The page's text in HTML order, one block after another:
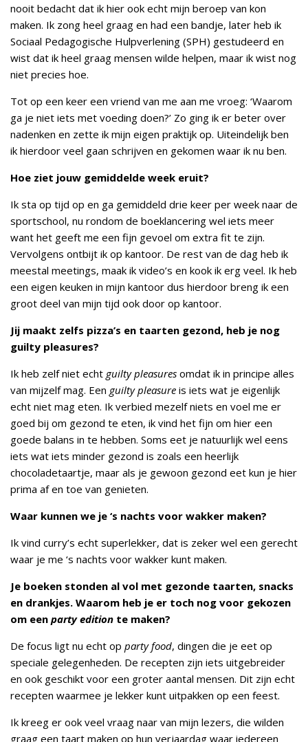
nooit bedacht dat ik hier ook echt mijn beroep van kon
maken. Ik zong heel graag en had een bandje, later heb ik
Sociaal Pedagogische Hulpverlening (SPH) gestudeerd en
wist dat ik heel graag mensen wilde helpen, maar ik wist nog
niet precies hoe.
Tot op een keer een vriend van me aan me vroeg: ‘Waarom
ga je niet iets met voeding doen?’ Zo ging ik er beter over
nadenken en zette ik mijn eigen praktijk op. Uiteindelijk ben
ik hierdoor veel gaan schrijven en gekomen waar ik nu ben.
Hoe ziet jouw gemiddelde week eruit?
Ik sta op tijd op en ga gemiddeld drie keer per week naar de
sportschool, nu rondom de boeklancering wel iets meer
want het geeft me een fijn gevoel om extra fit te zijn.
Vervolgens ontbijt ik op kantoor. De rest van de dag heb ik
meestal meetings, maak ik video’s en kook ik erg veel. Ik heb
een eigen keuken in mijn kantoor dus hierdoor breng ik een
groot deel van mijn tijd ook door op kantoor.
Jij maakt zelfs pizza’s en taarten gezond, heb je nog
guilty pleasures?
Ik heb zelf niet echt guilty pleasures omdat ik in principe alles
van mijzelf mag. Een guilty pleasure is iets wat je eigenlijk
echt niet mag eten. Ik verbied mezelf niets en voel me er
goed bij om gezond te eten, ik vind het fijn om hier een
goede balans in te hebben. Soms eet je natuurlijk wel eens
iets wat iets minder gezond is zoals een heerlijk
chocoladetaartje, maar als je gewoon gezond eet kun je hier
prima af en toe van genieten.
Waar kunnen we je ‘s nachts voor wakker maken?
Ik vind curry’s echt superlekker, dat is zeker wel een gerecht
waar je me ‘s nachts voor wakker kunt maken.
Je boeken stonden al vol met gezonde taarten, snacks
en drankjes. Waarom heb je er toch nog voor gekozen
om een party edition te maken?
De focus ligt nu echt op party food, dingen die je eet op
speciale gelegenheden. De recepten zijn iets uitgebreider
en ook geschikt voor een groter aantal mensen. Dit zijn echt
recepten waarmee je lekker kunt uitpakken op een feest.
Ik kreeg er ook veel vraag naar van mijn lezers, die wilden
graag een taart maken op hun verjaardag waar iedereen